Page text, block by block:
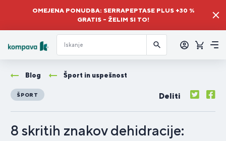
OMEJENA PONUDBA: SERRAPEPTASE PLUS +30 %
GRATIS – ŽELIM SI TO!
Blog Šport in uspešnost
ŠPORT Deliti
8 skritih znakov dehidracije: